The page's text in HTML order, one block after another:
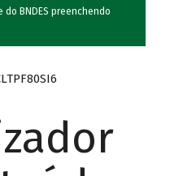
BNDES preenchendo